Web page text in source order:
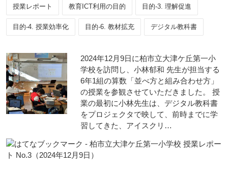
授業レポート 教育ICT利用の目的 目的-3. 理解促進
目的-4. 授業効率化 目的-6. 教材拡充 デジタル教科書
2024年12月9日に柏市立大津ケ丘第一小
学校を訪問し、小林郁和 先生が担当する
6年1組の算数「並べ方と組み合わせ方」
の授業を参観させていただきました。 授
業の最初に小林先生は、デジタル教科書
をプロジェクタで映して、前時までに学
習してきた、アイスクリ…